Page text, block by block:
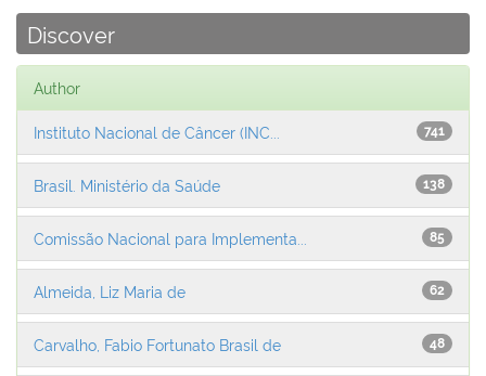
Discover
Author
741
Instituto Nacional de Câncer (INC...
138
Brasil. Ministério da Saúde
85
Comissão Nacional para Implementa...
62
Almeida, Liz Maria de
48
Carvalho, Fabio Fortunato Brasil de